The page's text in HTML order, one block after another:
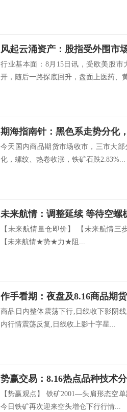
行业基本面：8月15日讯，受欧美股
开，随后一路探底回升，盘面上医药、
期海指南针：黑色系走势分化
今天国内商品期货市场收市，三市大
化，螺纹、热卷收涨，铁矿石跌2.83%...
未来航情：调整延续 等待空螺
【未来航情量仓即价】 【未来航情三
【未来航情★势★力★阻...
作手看期：夜盘及8.16商品期
商品日内整体震荡下行,日线收下影阴
内行情震荡反复,日线收上影十字星...
势赢交易：8.16热点品种技术
【势赢观点】 铁矿2001—头肩形态
今日铁矿再次迎来空头增仓下行行情...